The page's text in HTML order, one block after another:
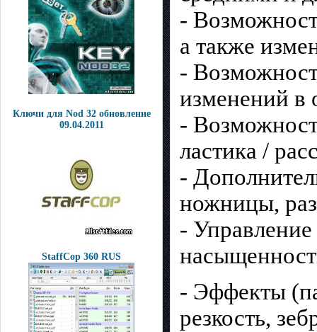
Ключи для Nod 32 обновление
09.04.2011
StaffCop 360 RUS
-
а также
-
изменений в
-
ластика /
-
ножницы,
- Управление
- Эффекты
резкость,